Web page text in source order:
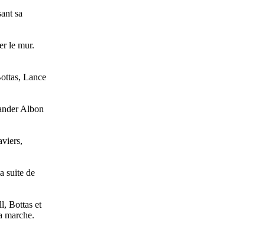
sa
le mur.
Lance
Albon
suite de
Bottas et
marche.